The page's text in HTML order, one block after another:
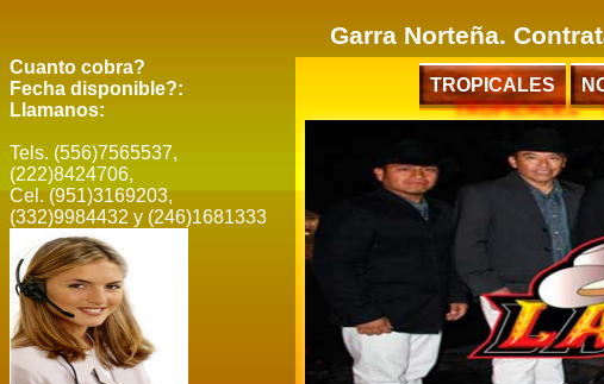
Garra Norteña.
Cuanto cobra?
Fecha disponible?:
Llamanos:
Tels. (556)7565537,
(222)8424706,
Cel. (951)3169203,
(332)9984432 y (246)1681333
TROPICALES